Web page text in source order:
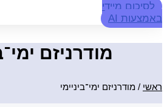
לסיכום מיידי
באמצעות AI
מודרניזם
ראשי / מודרניזם ימי־ביניימי